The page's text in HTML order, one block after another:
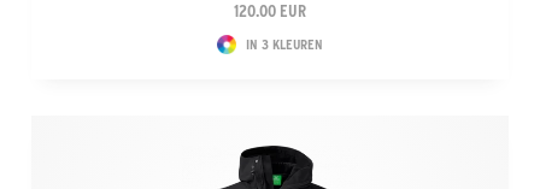
120.00 EUR
IN 3 KLEUREN